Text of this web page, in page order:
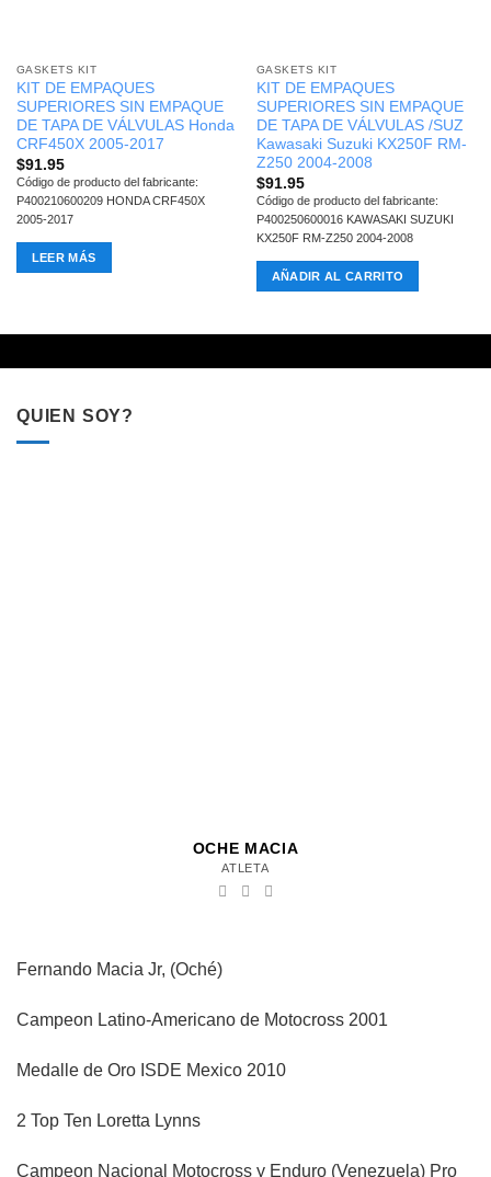
GASKETS KIT
KIT DE EMPAQUES
SUPERIORES SIN EMPAQUE
DE TAPA DE VÁLVULAS Honda
CRF450X 2005-2017
$91.95
Código de producto del fabricante:
P400210600209 HONDA CRF450X
2005-2017
LEER MÁS
GASKETS KIT
KIT DE EMPAQUES
SUPERIORES SIN EMPAQUE
DE TAPA DE VÁLVULAS /SUZ
Kawasaki Suzuki KX250F RM-
Z250 2004-2008
$91.95
Código de producto del fabricante:
P400250600016 KAWASAKI SUZUKI
KX250F RM-Z250 2004-2008
AÑADIR AL CARRITO
QUIEN SOY?
OCHE MACIA
ATLETA
Fernando Macia Jr, (Oché)
Campeon Latino-Americano de Motocross 2001
Medalle de Oro ISDE Mexico 2010
2 Top Ten Loretta Lynns
Campeon Nacional Motocross y Enduro (Venezuela) Pro